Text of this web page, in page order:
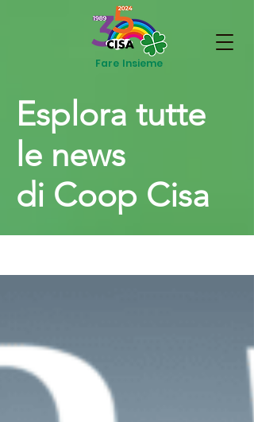
Fare Insieme
Esplora tutte
le news
di Coop Cisa